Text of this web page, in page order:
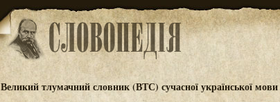
Великий тлумачний словник (ВТС) сучасної української мови